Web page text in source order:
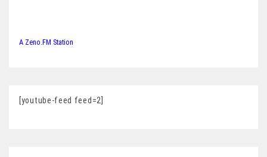
A Zeno.FM Station
[youtube-feed feed=2]